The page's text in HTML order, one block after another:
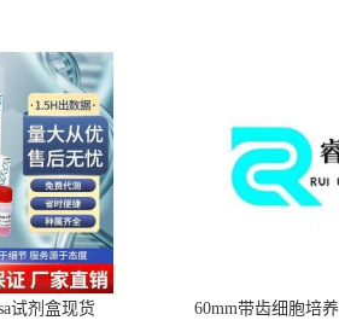
试剂盒现货 60mm带齿细胞培